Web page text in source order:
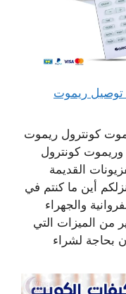
توصيل ريموت للمنزل 66041166 توصيل ريموت
كونترول ريموت
وريموت كونترول
القديمة
أين ما كنتم في
والجهراء
من الميزات التي
بحاجة لشراء